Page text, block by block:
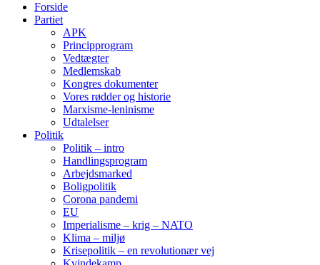
Forside
Partiet
APK
Principprogram
Vedtægter
Medlemskab
Kongres dokumenter
Vores rødder og historie
Marxisme-leninisme
Udtalelser
Politik
Politik – intro
Handlingsprogram
Arbejdsmarked
Boligpolitik
Corona pandemi
EU
Imperialisme – krig – NATO
Klima – miljø
Krisepolitik – en revolutionær vej